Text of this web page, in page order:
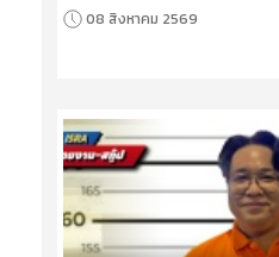
08 สิงหาคม 2569